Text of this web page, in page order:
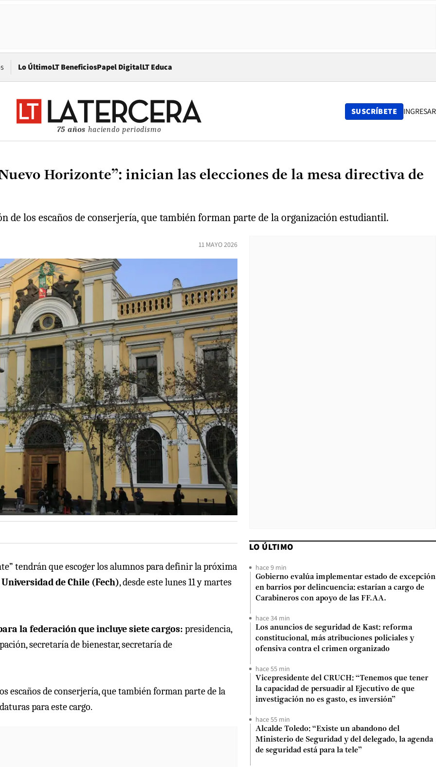
Lo ÚltimoLT BeneficiosPapel DigitalOpens in new window
LT Educa
75 años haciendo periodismo
SUSCRÍBETE INGRESAR
Horizonte”: inician las elecciones de la mesa directiva de
de los escaños de conserjería, que también forman parte de la organización estudiantil.
11 MAYO 2026
tendrán que escoger los alumnos para definir la próxima
de Chile (Fech), desde este lunes 11 y martes
la federación que incluye siete cargos: presidencia,
secretaría de bienestar, secretaría de
escaños de conserjería, que también forman parte de la
para este cargo.
LO ÚLTIMO
hace 9 min
Gobierno evalúa implementar estado de excepción
en barrios por delincuencia: estarían a cargo de
Carabineros con apoyo de las FF.AA.
hace 34 min
Los anuncios de seguridad de Kast: reforma
constitucional, más atribuciones policiales y
ofensiva contra el crimen organizado
hace 55 min
Vicepresidente del CRUCH: “Tenemos que tener
la capacidad de persuadir al Ejecutivo de que
investigación no es gasto, es inversión”
hace 55 min
Alcalde Toledo: “Existe un abandono del
Ministerio de Seguridad y del delegado, la agenda
de seguridad está para la tele”